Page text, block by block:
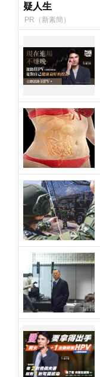
疑人生
PR（新素簡）